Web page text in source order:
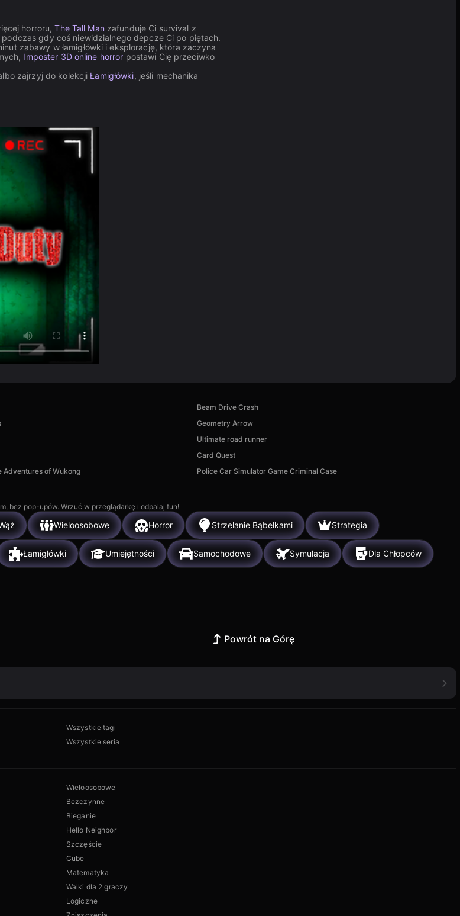
horroru,The Tall Man zafunduje Ci survival z
gdy coś niewidzialnego depcze Ci po piętach.
zabawy w łamigłówki i eksplorację, która zaczyna
Imposter 3D online horror postawi Cię przeciwko
zajrzyj do kolekcjiŁamigłówki, jeśli mechanika
Beam Drive Crash
Geometry Arrow
Ultimate road runner
Card Quest
Adventures of Wukong Police Car Simulator Game Criminal Case
bez pop-upów. Wrzuć w przeglądarkę i odpalaj fun!
Wieloosobowe Horror Strzelanie Bąbelkami Strategia
Łamigłówki Umiejętności Samochodowe Symulacja Dla Chłopców
Powrót na Górę
Wszystkie tagi
Wszystkie seria
Wieloosobowe
Bezczynne
Bieganie
Hello Neighbor
Szczęście
Cube
Matematyka
Walki dla 2 graczy
Logiczne